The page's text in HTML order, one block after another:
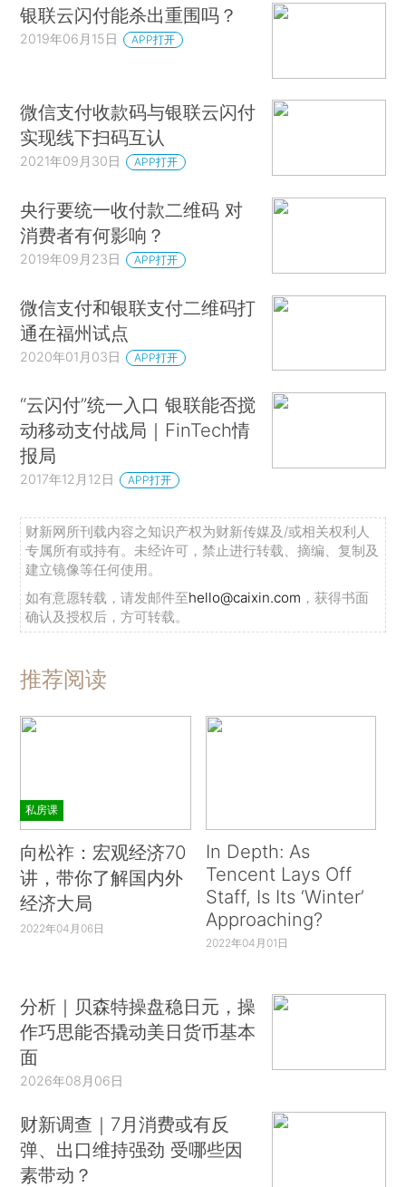
银联云闪付能杀出重围吗？
2019年06月15日 APP打开
微信支付收款码与银联云闪付
实现线下扫码互认
2021年09月30日 APP打开
央行要统一收付款二维码 对
消费者有何影响？
2019年09月23日 APP打开
微信支付和银联支付二维码打
通在福州试点
2020年01月03日 APP打开
“云闪付”统一入口 银联能否搅
动移动支付战局｜FinTech情
报局
2017年12月12日 APP打开
财新网所刊载内容之知识产权为财新传媒及/或相关权利人
专属所有或持有。未经许可，禁止进行转载、摘编、复制及
建立镜像等任何使用。
如有意愿转载，请发邮件至hello@caixin.com ，获得书面
确认及授权后，方可转载。
推荐阅读
私房课
向松祚：宏观经济70
讲，带你了解国内外
经济大局
2022年04月06日
In Depth: As
Tencent Lays Off
Staff, Is Its ‘Winter’
Approaching?
2022年04月01日
分析｜贝森特操盘稳日元，操
作巧思能否撬动美日货币基本
面
2026年08月06日
财新调查｜7月消费或有反
弹、出口维持强劲 受哪些因
素带动？